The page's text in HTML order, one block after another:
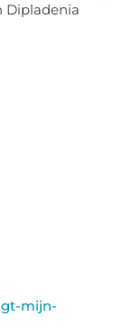
Dipladenia
mijn-